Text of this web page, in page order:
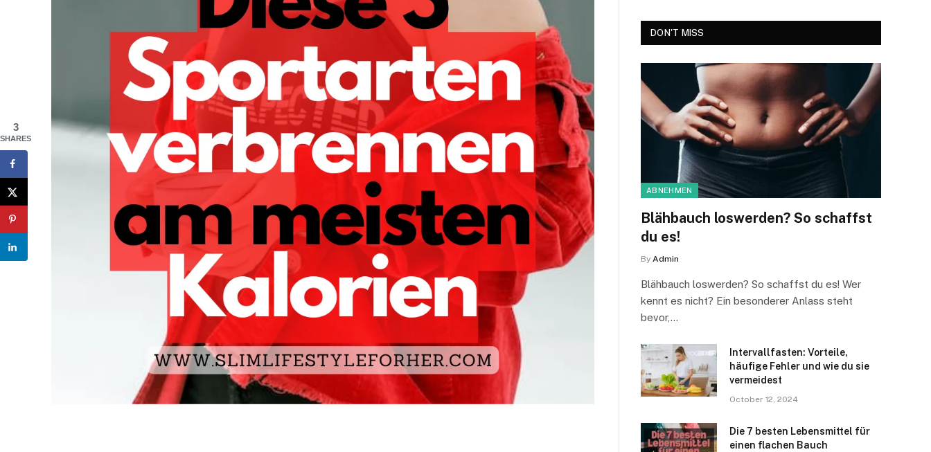
DON'T MISS
ABNEHMEN
Blähbauch loswerden? So schaffst
du es!
By Admin
Blähbauch loswerden? So schaffst du es! Wer
kennt es nicht? Ein besonderer Anlass steht
bevor,…
Intervallfasten: Vorteile,
häufige Fehler und wie du sie
vermeidest
October 12, 2024
Die 7 besten Lebensmittel für
einen flachen Bauch
3
SHARES